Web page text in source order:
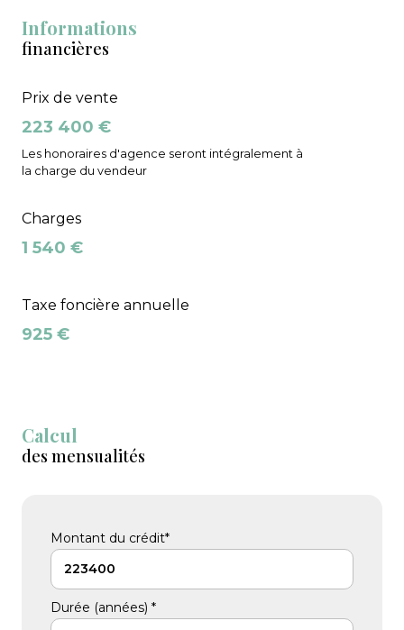
Informations
financières
Prix de vente
223 400 €
Les honoraires d'agence seront intégralement à
la charge du vendeur
Charges
1 540 €
Taxe foncière annuelle
925 €
Calcul
des mensualités
Montant du crédit*
Durée (années) *